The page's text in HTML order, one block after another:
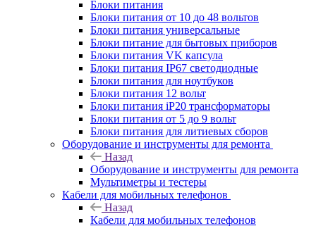
Блоки питания
Блоки питания от 10 до 48 вольтов
Блоки питания универсальные
Блоки питание для бытовых приборов
Блоки питания VK капсула
Блоки питания IP67 светодиодные
Блоки питания для ноутбуков
Блоки питания 12 вольт
Блоки питания iP20 трансформаторы
Блоки питания от 5 до 9 вольт
Блоки питания для литиевых сборов
Оборудование и инструменты для ремонта
Назад
Оборудование и инструменты для ремонта
Мультиметры и тестеры
Кабели для мобильных телефонов
Назад
Кабели для мобильных телефонов